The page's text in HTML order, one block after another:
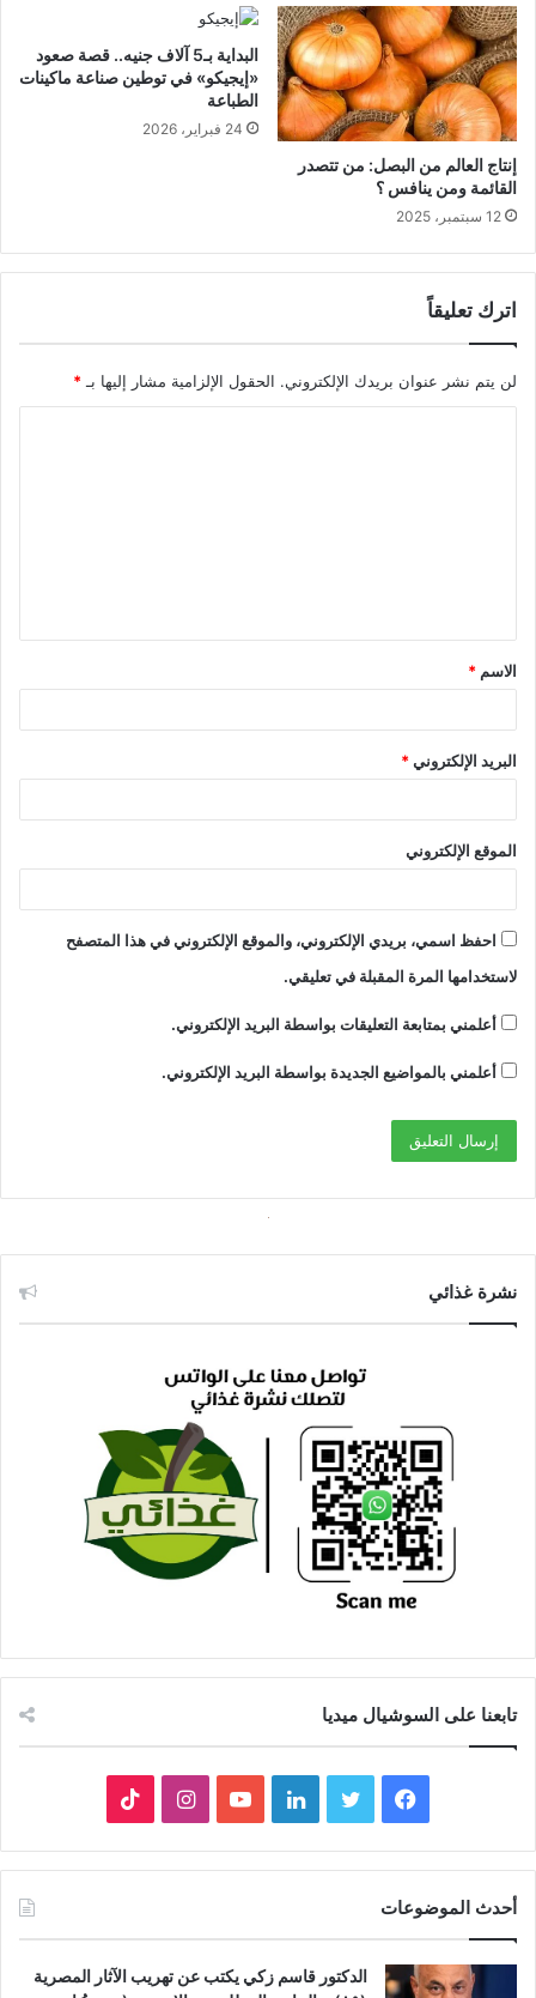
إنتاج العالم من البصل: من تتصدر
القائمة ومن ينافس ؟
12 سبتمبر، 2025
البداية بـ5 آلاف جنيه.. قصة صعود
«إيجيكو» في توطين صناعة ماكينات
الطباعة
24 فبراير، 2026
اترك تعليقاً
لن يتم نشر عنوان بريدك الإلكتروني. الحقول الإلزامية مشار إليها بـ*
ق
*
الاسم *
البريد الإلكتروني*
الموقع الإلكتروني
احفظ اسمي، بريدي الإلكتروني، والموقع الإلكتروني في هذا المتصفح
لاستخدامها المرة المقبلة في تعليقي.
أعلمني بمتابعة التعليقات بواسطة البريد الإلكتروني.
أعلمني بالمواضيع الجديدة بواسطة البريد الإلكتروني.
نشرة غذائي
تابعنا على السوشيال ميديا
فيسبوك تويتر لينكدإنيوتيوبانستقرام
أحدث الموضوعات
الدكتور قاسم زكي يكتب عن تهريب الآثار المصرية